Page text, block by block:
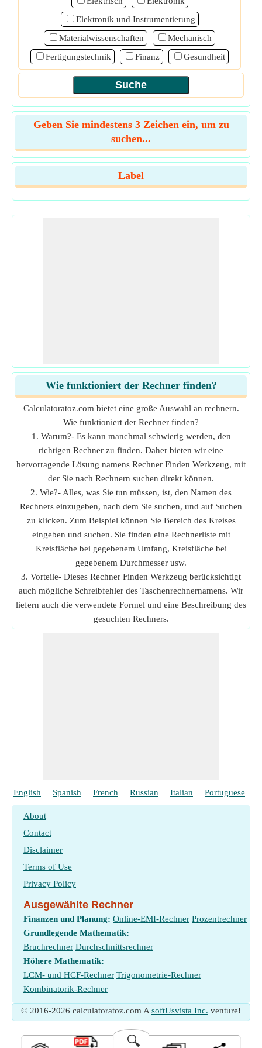
Elektronik und Instrumentierung
Materialwissenschaften
Mechanisch
Fertigungstechnik
Finanz Gesundheit
Geben Sie mindestens 3 Zeichen ein, um zu
suchen...
Label
Wie funktioniert der Rechner finden?
Calculatoratoz.com bietet eine große Auswahl an rechnern.
Wie funktioniert der Rechner finden?
1. Warum?- Es kann manchmal schwierig werden, den
richtigen Rechner zu finden. Daher bieten wir eine
hervorragende Lösung namens Rechner Finden Werkzeug, mit
der Sie nach Rechnern suchen direkt können.
2. Wie?- Alles, was Sie tun müssen, ist, den Namen des
Rechners einzugeben, nach dem Sie suchen, und auf Suchen
zu klicken. Zum Beispiel können Sie Bereich des Kreises
eingeben und suchen. Sie finden eine Rechnerliste mit
Kreisfläche bei gegebenem Umfang, Kreisfläche bei
gegebenem Durchmesser usw.
3. Vorteile- Dieses Rechner Finden Werkzeug berücksichtigt
auch mögliche Schreibfehler des Taschenrechnernamens. Wir
liefern auch die verwendete Formel und eine Beschreibung des
gesuchten Rechners.
English Spanish French Russian Italian Portuguese
About
Contact
Disclaimer
Terms of Use
Privacy Policy
Ausgewählte Rechner
Finanzen und Planung: Online-EMI-Rechner Prozentrechner
Grundlegende Mathematik:
Bruchrechner Durchschnittsrechner
Höhere Mathematik:
LCM- und HCF-Rechner Trigonometrie-Rechner
Kombinatorik-Rechner
© 2016-2026 calculatoratoz.com A softUsvista Inc. venture!
🔍